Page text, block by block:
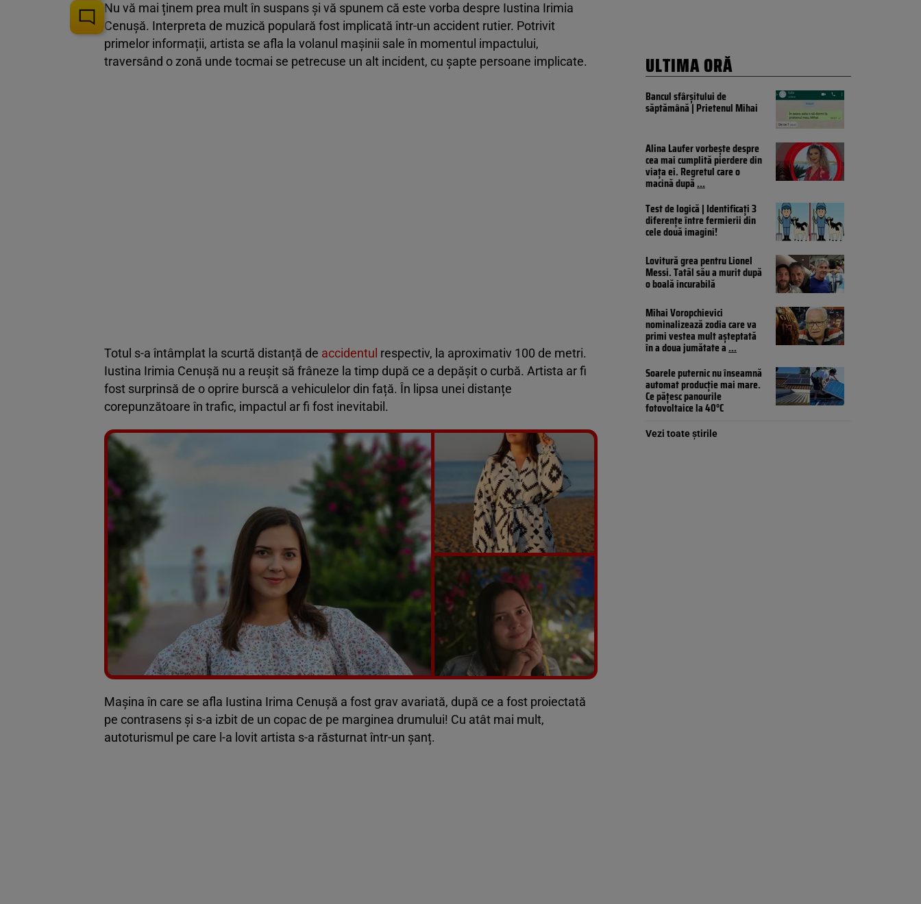
Nu vă mai ținem prea mult în suspans și vă spunem că este vorba despre Iustina Irimia
Cenușă. Interpreta de muzică populară fost implicată într-un accident rutier. Potrivit
primelor informații, artista se afla la volanul mașinii sale în momentul impactului,
traversând o zonă unde tocmai se petrecuse un alt incident, cu șapte persoane implicate.
Totul s-a întâmplat la scurtă distanță de accidentul respectiv, la aproximativ 100 de metri.
Iustina Irimia Cenușă nu a reușit să frâneze la timp după ce a depășit o curbă. Artista ar fi
fost surprinsă de o oprire burscă a vehiculelor din față. În lipsa unei distanțe
corepunzătoare în trafic, impactul ar fi fost inevitabil.
Vezi galeria foto
5 poze
Mașina în care se afla Iustina Irima Cenușă a fost grav avariată, după ce a fost proiectată
pe contrasens și s-a izbit de un copac de pe marginea drumului! Cu atât mai mult,
autoturismul pe care l-a lovit artista s-a răsturnat într-un șanț.
ULTIMA ORĂ
Bancul sfârșitului de
săptămână | Prietenul Mihai
Alina Laufer vorbește despre
cea mai cumplită pierdere din
viața ei. Regretul care o
macină după...
Test de logică | Identificați 3
diferențe între fermierii din
cele două imagini!
Lovitură grea pentru Lionel
Messi. Tatăl său a murit după
o boală incurabilă
Mihai Voropchievici
nominalizează zodia care va
primi vestea mult așteptată
în a doua jumătate a...
Soarele puternic nu înseamnă
automat producție mai mare.
Ce pățesc panourile
fotovoltaice la 40°C
Vezi toate știrile